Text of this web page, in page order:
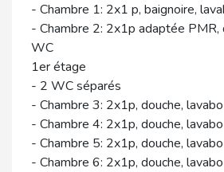
- Chambre 1: 2x1 p, baignoire,
- Chambre 2: 2x1p adaptée PMR,
WC
1er étage
- 2 WC séparés
- Chambre 3: 2x1p, douche, lavabo
- Chambre 4: 2x1p, douche, lavabo
- Chambre 5: 2x1p, douche, lavabo
- Chambre 6: 2x1p, douche, lavabo